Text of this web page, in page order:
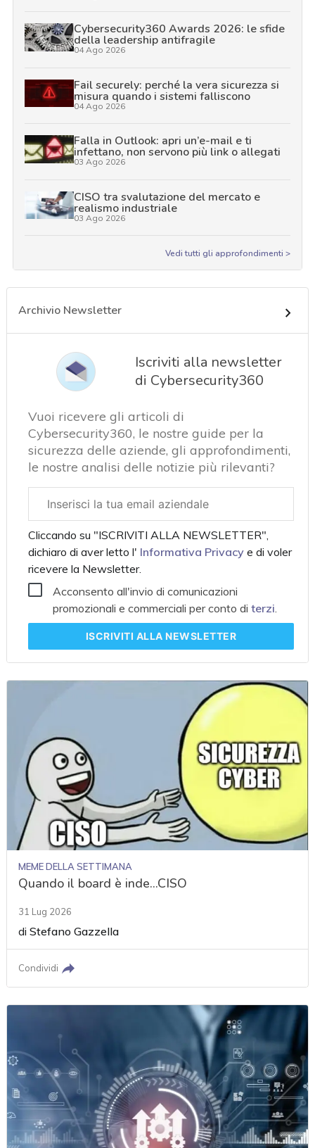
Cybersecurity360 Awards 2026: le sfide
della leadership antifragile
04 Ago 2026
Fail securely: perché la vera sicurezza si
misura quando i sistemi falliscono
04 Ago 2026
Falla in Outlook: apri un’e-mail e ti
infettano, non servono più link o allegati
03 Ago 2026
CISO tra svalutazione del mercato e
realismo industriale
03 Ago 2026
Vedi tutti gli approfondimenti >
Archivio Newsletter
Iscriviti alla newsletter
di Cybersecurity360
Vuoi ricevere gli articoli di
Cybersecurity360, le nostre guide per la
sicurezza delle aziende, gli approfondimenti,
le nostre analisi delle notizie più rilevanti?
aziendale
Cliccando su "ISCRIVITI ALLA NEWSLETTER",
dichiaro di aver letto l' Informativa Privacye di voler
ricevere la Newsletter.
Acconsento all'invio di comunicazioni
promozionali e commerciali per conto diterzi.
ISCRIVITI ALLA NEWSLETTER
MEME DELLA SETTIMANA
Quando il board è inde...CISO
31 Lug 2026
diStefano Gazzella
Condividi